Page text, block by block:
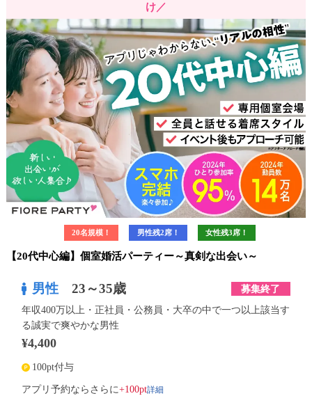
け／
20名規模！ 男性残2席！ 女性残3席！
【20代中心編】個室婚活パーティー～真剣な出会い～
男性 23～35歳 募集終了
年収400万以上・正社員・公務員・大卒の中で一つ以上該当す
る誠実で爽やかな男性
¥4,400
100pt付与
アプリ予約ならさらに+100pt詳細